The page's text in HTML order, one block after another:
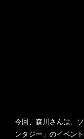
今回、森川さんは、
ンタジー」のイベン